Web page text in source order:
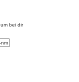
bei dir